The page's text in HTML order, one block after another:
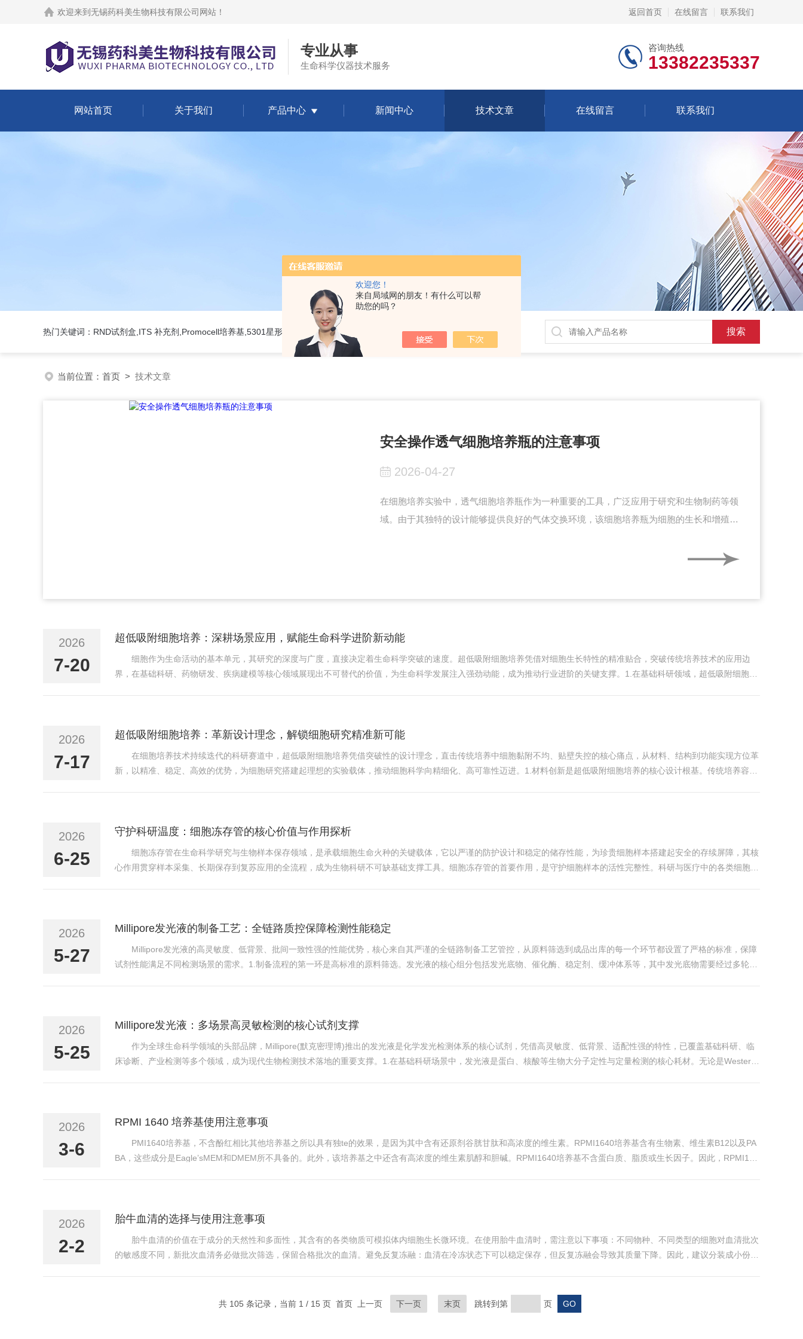
欢迎您！
来自局域网的朋友！有什么可以帮
助您的吗？
欢迎来到 无锡药科美生物科技有限公司网站 ！ 返回首页 在线留言 联系我们
专业从事
生命科学仪器技术服务
咨询热线
13382235337
网站首页 关于我们 产品中心 新闻中心 技术文章 在线留言 联系我们
热门关键词：RND试剂盒,ITS 补充剂,Promocell培养基,5301星形细胞培养基
当前位置： 首页 > 技术文章
安全操作透气细胞培养瓶的注意事项
2026-04-27
在细胞培养实验中，透气细胞培养瓶作为一种重要的工具，广泛应用于研究和生物制药等领
域。由于其独特的设计能够提供良好的气体交换环境，该细胞培养瓶为细胞的生长和增殖创
2026
7-20
超低吸附细胞培养：深耕场景应用，赋能生命科学进阶新动能
细胞作为生命活动的基本单元，其研究的深度与广度，直接决定着生命科学突破的速度。超低吸附细胞培养凭借对细胞生长特性的精准贴合，突破传统培养技术的应用边
界，在基础科研、药物研发、疾病建模等核心领域展现出不可替代的价值，为生命科学发展注入强劲动能，成为推动行业进阶的关键支撑。1.在基础科研领域，超低吸附细胞培
2026
7-17
超低吸附细胞培养：革新设计理念，解锁细胞研究精准新可能
在细胞培养技术持续迭代的科研赛道中，超低吸附细胞培养凭借突破性的设计理念，直击传统培养中细胞黏附不均、贴壁失控的核心痛点，从材料、结构到功能实现方位革
新，以精准、稳定、高效的优势，为细胞研究搭建起理想的实验载体，推动细胞科学向精细化、高可靠性迈进。1.材料创新是超低吸附细胞培养的核心设计根基。传统培养容器
2026
6-25
守护科研温度：细胞冻存管的核心价值与作用探析
细胞冻存管在生命科学研究与生物样本保存领域，是承载细胞生命火种的关键载体，它以严谨的防护设计和稳定的储存性能，为珍贵细胞样本搭建起安全的存续屏障，其核
心作用贯穿样本采集、长期保存到复苏应用的全流程，成为生物科研不可缺基础支撑工具。细胞冻存管的首要作用，是守护细胞样本的活性完整性。科研与医疗中的各类细胞，
2026
5-27
Millipore发光液的制备工艺：全链路质控保障检测性能稳定
Millipore发光液的高灵敏度、低背景、批间一致性强的性能优势，核心来自其严谨的全链路制备工艺管控，从原料筛选到成品出库的每一个环节都设置了严格的标准，保障
试剂性能满足不同检测场景的需求。1.制备流程的第一环是高标准的原料筛选。发光液的核心组分包括发光底物、催化酶、稳定剂、缓冲体系等，其中发光底物需要经过多轮纯
2026
5-25
Millipore发光液：多场景高灵敏检测的核心试剂支撑
作为全球生命科学领域的头部品牌，Millipore(默克密理博)推出的发光液是化学发光检测体系的核心试剂，凭借高灵敏度、低背景、适配性强的特性，已覆盖基础科研、临
床诊断、产业检测等多个领域，成为现代生物检测技术落地的重要支撑。1.在基础科研场景中，发光液是蛋白、核酸等生物大分子定性与定量检测的核心耗材。无论是Western
2026
3-6
RPMI 1640 培养基使用注意事项
PMI1640培养基，不含酚红相比其他培养基之所以具有独te的效果，是因为其中含有还原剂谷胱甘肽和高浓度的维生素。RPMI1640培养基含有生物素、维生素B12以及PA
BA，这些成分是Eagle’sMEM和DMEM所不具备的。此外，该培养基之中还含有高浓度的维生素肌醇和胆碱。RPMI1640培养基不含蛋白质、脂质或生长因子。因此，RPMI164
2026
2-2
胎牛血清的选择与使用注意事项
胎牛血清的价值在于成分的天然性和多面性，其含有的各类物质可模拟体内细胞生长微环境。在使用胎牛血清时，需注意以下事项：不同物种、不同类型的细胞对血清批次
的敏感度不同，新批次血清务必做批次筛选，保留合格批次的血清。避免反复冻融：血清在冷冻状态下可以稳定保存，但反复冻融会导致其质量下降。因此，建议分装成小份使
共 105 条记录，当前 1 / 15 页 首页 上一页
下一页 末页 跳转到第 页